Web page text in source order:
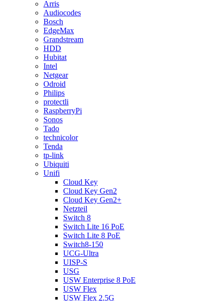
Arris
Audiocodes
Bosch
EdgeMax
Grandstream
HDD
Hubitat
Intel
Netgear
Odroid
Philips
protectli
RaspberryPi
Sonos
Tado
technicolor
Tenda
tp-link
Ubiquiti
Unifi
Cloud Key
Cloud Key Gen2
Cloud Key Gen2+
Netzteil
Switch 8
Switch Lite 16 PoE
Switch Lite 8 PoE
Switch8-150
UCG-Ultra
UISP-S
USG
USW Enterprise 8 PoE
USW Flex
USW Flex 2.5G